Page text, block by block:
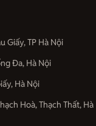
Giấy, TP Hà Nội
Đa, Hà Nội
Hà Nội
Hoà, Thạch Thất, Hà